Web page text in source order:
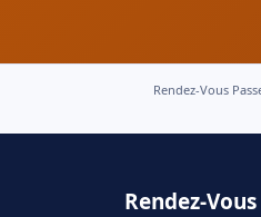
Rendez-Vous
Rendez-